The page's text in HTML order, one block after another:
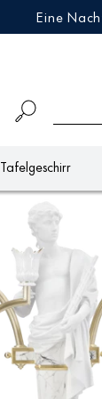
Eine
Tafelgeschirr